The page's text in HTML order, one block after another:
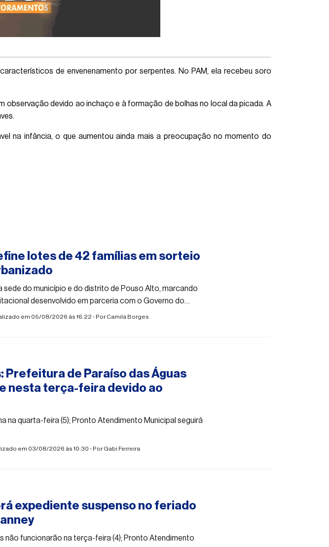
de envenenamento por serpentes. No PAM, ela recebeu soro
observação devido ao inchaço e à formação de bolhas no local da picada. A
na infância, o que aumentou ainda mais a preocupação no momento do
lotes de 42 famílias em sorteio
do município e do distrito de Pouso Alto, marcando
desenvolvido em parceria com o Governo do
em 05/08/2026 às 16:22 - PorCamila Borges
de Paraíso das Águas
nesta terça-feira devido ao
na quarta-feira (5); Pronto Atendimento Municipal seguirá
em 03/08/2026 às 10:30 - PorGabi Ferreira
expediente suspenso no feriado
não funcionarão na terça-feira (4); Pronto Atendimento